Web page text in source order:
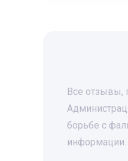
Все отзывы,
борьбе с
информации.